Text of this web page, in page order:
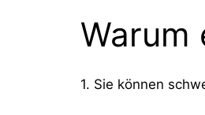
Warum
1. Sie können